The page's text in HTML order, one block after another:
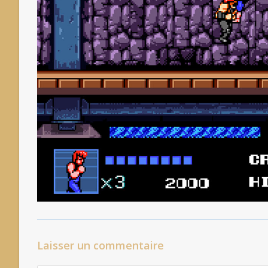
Laisser un commentaire